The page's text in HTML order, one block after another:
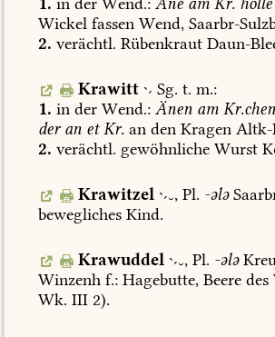
Wickel fassen Wend, Saarbr-
2. verächtl. Rübenkraut Daun-
Krawitt  Sg. t. m.:
1. in der Wend.: Änen am
deran etKr. an den Kragen Altk-
2. verächtl. gewöhnliche Wurst
Krawitzel ,Pl. -ələ
bewegliches Kind.
Krawuddel ,Pl. -ələ
Winzenh f.: Hagebutte, Beere des
Wk. III 2).